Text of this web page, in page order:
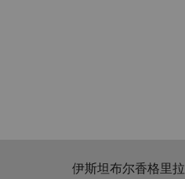
伊斯坦布尔香格里拉